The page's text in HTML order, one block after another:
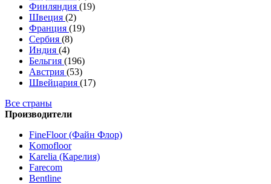
Финляндия (19)
Швеция (2)
Франция (19)
Сербия (8)
Индия (4)
Бельгия (196)
Австрия (53)
Швейцария (17)
Все страны
Производители
FineFloor (Файн Флор)
Komofloor
Karelia (Карелия)
Farecom
Bentline